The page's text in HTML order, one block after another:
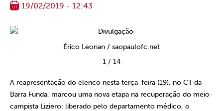
19/02/2019 - 12:43
Érico Leonan / saopaulofc.net
1 / 14
A reapresentação do elenco nesta terça-feira (19), no CT da
Barra Funda, marcou uma nova etapa na recuperação do meio-
campista Liziero: liberado pelo departamento médico, o